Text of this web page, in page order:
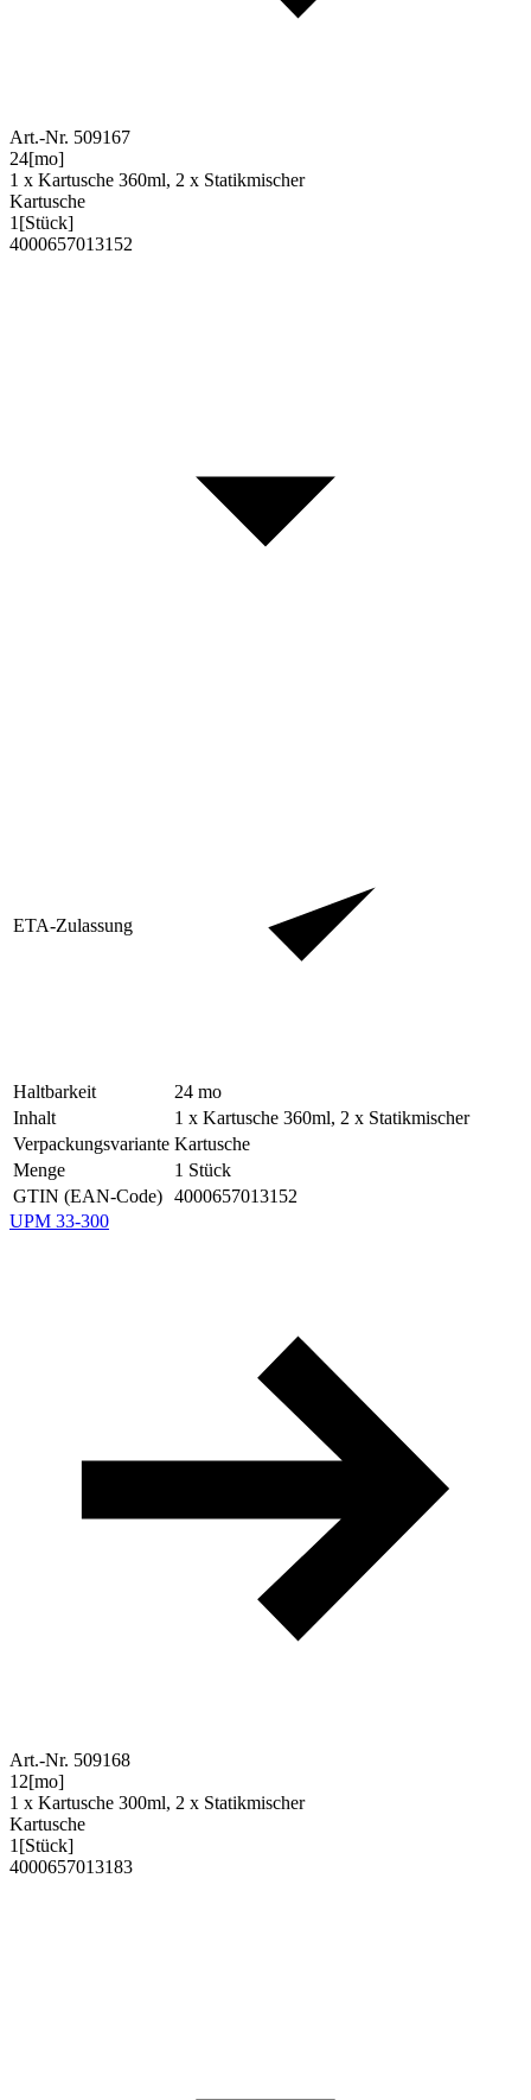
Art.-Nr. 509167
24[mo]
1 x Kartusche 360ml, 2 x Statikmischer
Kartusche
1 [Stück]
4000657013152
ETA-Zulassung
Haltbarkeit 24 mo
Inhalt
1 x Kartusche 360ml, 2 x Statikmischer
Verpackungsvariante Kartusche
Menge
1 Stück
GTIN (EAN-Code) 4000657013152
UPM 33-300
Art.-Nr. 509168
12[mo]
1 x Kartusche 300ml, 2 x Statikmischer
Kartusche
1 [Stück]
4000657013183